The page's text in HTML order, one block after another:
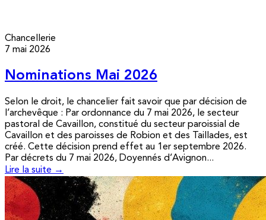
Chancellerie
7 mai 2026
Nominations Mai 2026
Selon le droit, le chancelier fait savoir que par décision de
l’archevêque : Par ordonnance du 7 mai 2026, le secteur
pastoral de Cavaillon, constitué du secteur paroissial de
Cavaillon et des paroisses de Robion et des Taillades, est
créé. Cette décision prend effet au 1er septembre 2026.
Par décrets du 7 mai 2026, Doyennés d’Avignon...
Lire la suite →